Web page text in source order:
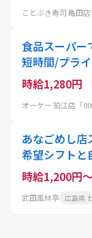
ことぶき寿司 亀田店
食品スーパー
短時間/プラ
る
時給1,280円
オーケー 狛江店「
あなごめし
希望シフトと
時給1,200円
武田風林亭 広島県